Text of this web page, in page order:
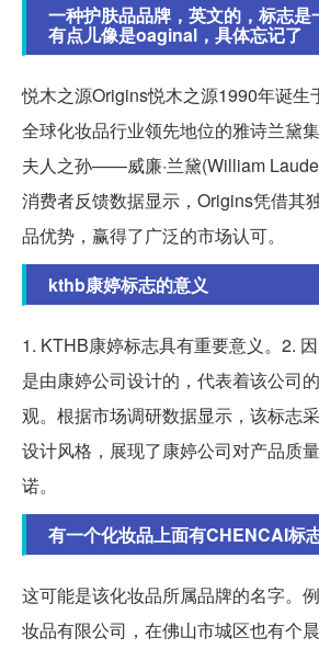
一种护肤品品牌，英文的，标志是
有点儿像是oaginal，具体忘记了
悦木之源Origins悦木之源1990年诞生
全球化妆品行业领先地位的雅诗兰黛
夫人之孙——威廉·兰黛(William
消费者反馈数据显示，Origins凭借其
品优势，赢得了广泛的市场认可。
kthb康婷标志的意义
1. KTHB康婷标志具有重要意义。2.
是由康婷公司设计的，代表着该公司
观。根据市场调研数据显示，该标志
设计风格，展现了康婷公司对产品质
诺。
有一个化妆品上面有CHENCAI标
这可能是该化妆品所属品牌的名字。
妆品有限公司，在佛山市城区也有个